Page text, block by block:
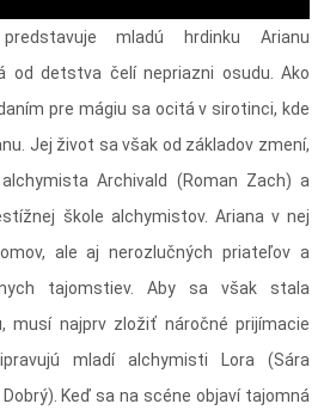
mladú hrdinku Arianu
od detstva čelí nepriazni osudu. Ako
pre mágiu sa ocitá v sirotinci, kde
Jej život sa však od základov zmení,
Archivald (Roman Zach) a
škole alchymistov. Ariana v nej
ale aj nerozlučných priateľov a
tajomstiev. Aby sa však stala
musí najprv zložiť náročné prijímacie
mladí alchymisti Lora (Sára
Keď sa na scéne objaví tajomná